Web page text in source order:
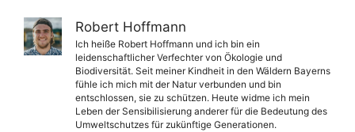
Robert Hoffmann
Ich heiße Robert Hoffmann und ich bin ein
leidenschaftlicher Verfechter von Ökologie und
Biodiversität. Seit meiner Kindheit in den Wäldern Bayerns
fühle ich mich mit der Natur verbunden und bin
entschlossen, sie zu schützen. Heute widme ich mein
Leben der Sensibilisierung anderer für die Bedeutung des
Umweltschutzes für zukünftige Generationen.